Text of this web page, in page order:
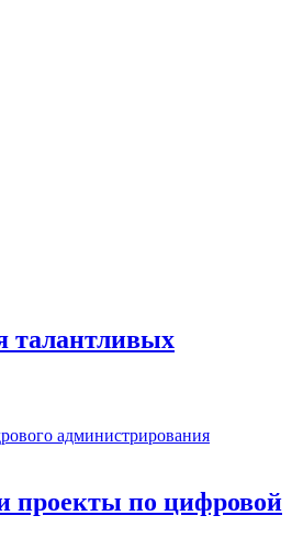
талантливых
проекты по цифровой